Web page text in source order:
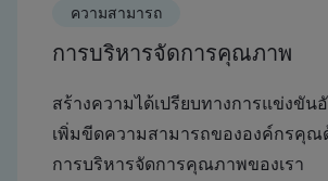
ความสามารถ
การบริหารจัดการคุณภาพ
สร้างความได้เปรียบทางการแข่งขัน
เพิ่มขีดความสามารถขององค์กรคุ
การบริหารจัดการคุณภาพของเรา